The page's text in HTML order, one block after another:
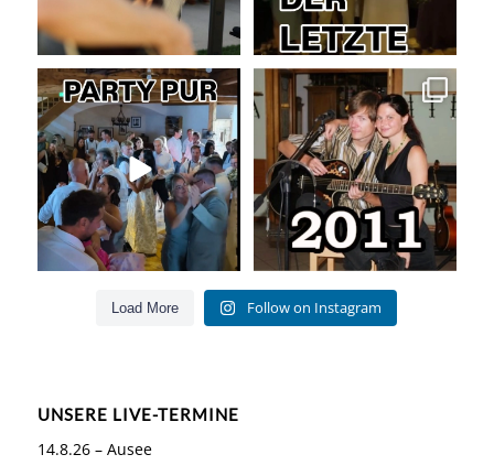
Party pur mit mit den besten Hits
für Jung und Alt...
55 0
Die Liebe zur Musik bleibt!
Als wir...
160 26
Load More Follow on Instagram
UNSERE LIVE-TERMINE
14.8.26 – Ausee